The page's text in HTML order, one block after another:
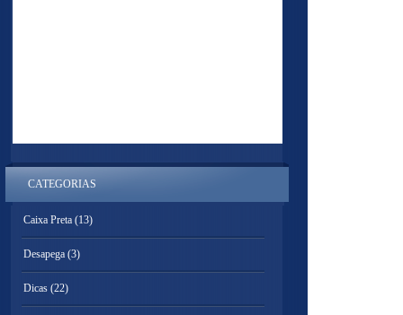
CATEGORIAS
Caixa Preta (13)
Desapega (3)
Dicas (22)